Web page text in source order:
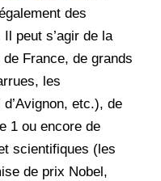
des
peut s’agir de la
France, de grands
les
etc.), de
1 ou encore de
scientifiques (les
de prix Nobel,